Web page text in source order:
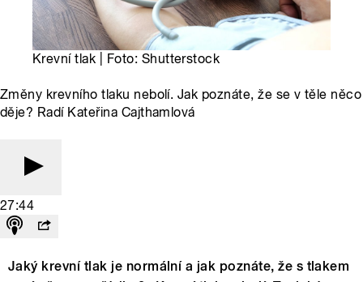
Krevní tlak | Foto: Shutterstock
Změny krevního tlaku nebolí. Jak poznáte, že se v těle něco
děje? Radí Kateřina Cajthamlová
27:44
Jaký krevní tlak je normální a jak poznáte, že s tlakem